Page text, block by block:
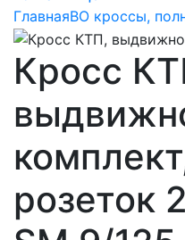
ГлавнаяВО кроссы,
Кросс
розеток